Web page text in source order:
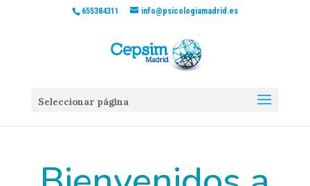
655384311 info@psicologiamadrid.es
Seleccionar página